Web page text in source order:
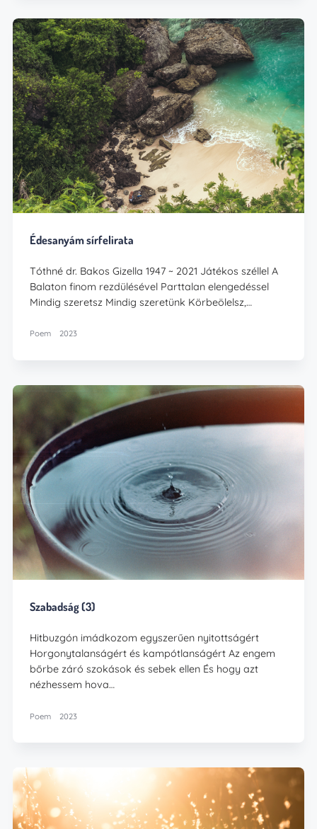
Édesanyám sírfelirata
Tóthné dr. Bakos Gizella 1947 ~ 2021 Játékos széllel A
Balaton finom rezdülésével Parttalan elengedéssel
Mindig szeretsz Mindig szeretünk Körbeölelsz,…
Poem 2023
Szabadság (3)
Hitbuzgón imádkozom egyszerűen nyitottságért
Horgonytalanságért és kampótlanságért Az engem
bőrbe záró szokások és sebek ellen És hogy azt
nézhessem hova…
Poem 2023